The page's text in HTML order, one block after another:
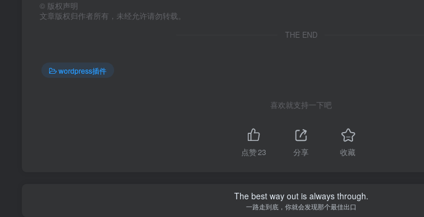
© 版权声明
文章版权归作者所有，未经允许请勿转载。
THE END
wordpress插件
喜欢就支持一下吧
点赞23 分享 收藏
The best way out is always through.
一路走到底，你就会发现那个最佳出口